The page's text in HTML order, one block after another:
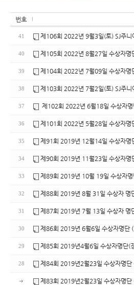
번호
41 제106회 2022년 9월3일(토) SJ주니
40 제105회 2022년 8월27일 수상자명
39 제104회 2022년 7월09일 수상자명
38 제103회 2022년 7월2일(토) SJ주니
37 제102회 2022년 6월18일 수상자명
36 제101회 2022년 5월28일 수상자명
35 제91회 2019년 12월14일 수상자명
34 제90회 2019년 11월23일 수상자명
33 제89회 2019년 10월 19일 수상자명
32 제88회 2019년 8월 31일 수상자 명
31 제87회 2019년 7월 13일 수상자 명
30 제86회 2019년 6월6일 수상자명단
29 제85회 2019년4월6일 수상자명단(
28 제84회 2019년2월23일 수상자명단
제83회 2019년2월23일 수상자명단